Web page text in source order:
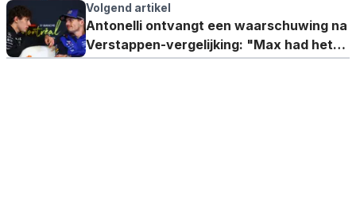
Volgend artikel
Antonelli ontvangt een waarschuwing na
Verstappen-vergelijking: "Max had het
vrij lastig"